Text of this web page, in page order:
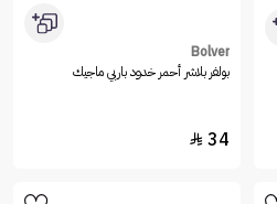
Bolver
بولفر بلاشر أحمر خدود باربي ماجيك
34
